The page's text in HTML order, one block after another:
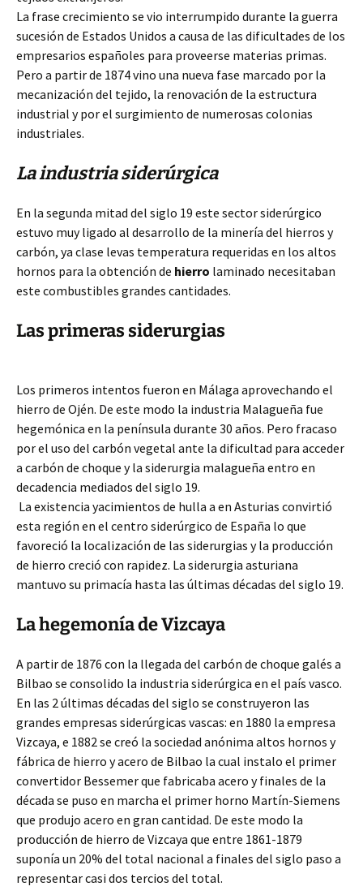
La frase crecimiento se vio interrumpido durante la guerra
sucesión de Estados Unidos a causa de las dificultades de los
empresarios españoles para proveerse materias primas.
Pero a partir de 1874 vino una nueva fase marcado por la
mecanización del tejido, la renovación de la estructura
industrial y por el surgimiento de numerosas colonias
industriales.
La industria siderúrgica
En la segunda mitad del siglo 19 este sector siderúrgico
estuvo muy ligado al desarrollo de la minería del hierros y
carbón, ya clase levas temperatura requeridas en los altos
hornos para la obtención de hierro laminado necesitaban
este combustibles grandes cantidades.
Las primeras siderurgias
Los primeros intentos fueron en Málaga aprovechando el
hierro de Ojén. De este modo la industria Malagueña fue
hegemónica en la península durante 30 años. Pero fracaso
por el uso del carbón vegetal ante la dificultad para acceder
a carbón de choque y la siderurgia malagueña entro en
decadencia mediados del siglo 19.
La existencia yacimientos de hulla a en Asturias convirtió
esta región en el centro siderúrgico de España lo que
favoreció la localización de las siderurgias y la producción
de hierro creció con rapidez. La siderurgia asturiana
mantuvo su primacía hasta las últimas décadas del siglo 19.
La hegemonía de Vizcaya
A partir de 1876 con la llegada del carbón de choque galés a
Bilbao se consolido la industria siderúrgica en el país vasco.
En las 2 últimas décadas del siglo se construyeron las
grandes empresas siderúrgicas vascas: en 1880 la empresa
Vizcaya, e 1882 se creó la sociedad anónima altos hornos y
fábrica de hierro y acero de Bilbao la cual instalo el primer
convertidor Bessemer que fabricaba acero y finales de la
década se puso en marcha el primer horno Martín-Siemens
que produjo acero en gran cantidad. De este modo la
producción de hierro de Vizcaya que entre 1861-1879
suponía un 20% del total nacional a finales del siglo paso a
representar casi dos tercios del total.